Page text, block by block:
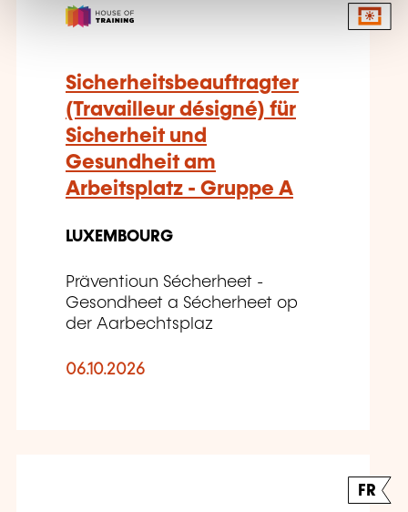
Sicherheitsbeauftragter
(Travailleur désigné) für
Sicherheit und
Gesundheit am
Arbeitsplatz - Gruppe A
LUXEMBOURG
Präventioun Sécherheet -
Gesondheet a Sécherheet op
der Aarbechtsplaz
06.10.2026
FR